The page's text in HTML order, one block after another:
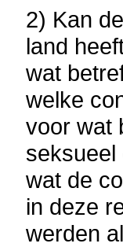
2) Kan
land
wat
welke
voor wat
seksueel
wat de
in deze
werden